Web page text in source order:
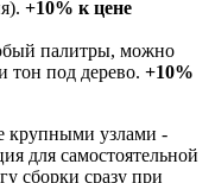
+10% к цене
палитры, можно
тон под дерево. +10%
крупными узлами -
для самостоятельной
сборки сразу при